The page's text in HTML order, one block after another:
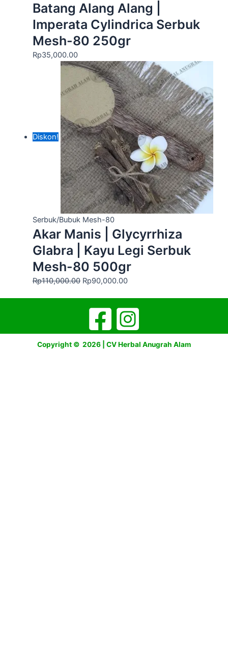
Batang Alang Alang |
Imperata Cylindrica Serbuk
Mesh-80 250gr
Rp35,000.00
Diskon!
Serbuk/Bubuk Mesh-80
Akar Manis | Glycyrrhiza
Glabra | Kayu Legi Serbuk
Mesh-80 500gr
Rp110,000.00 Rp90,000.00
Copyright © 2026 | CV Herbal Anugrah Alam